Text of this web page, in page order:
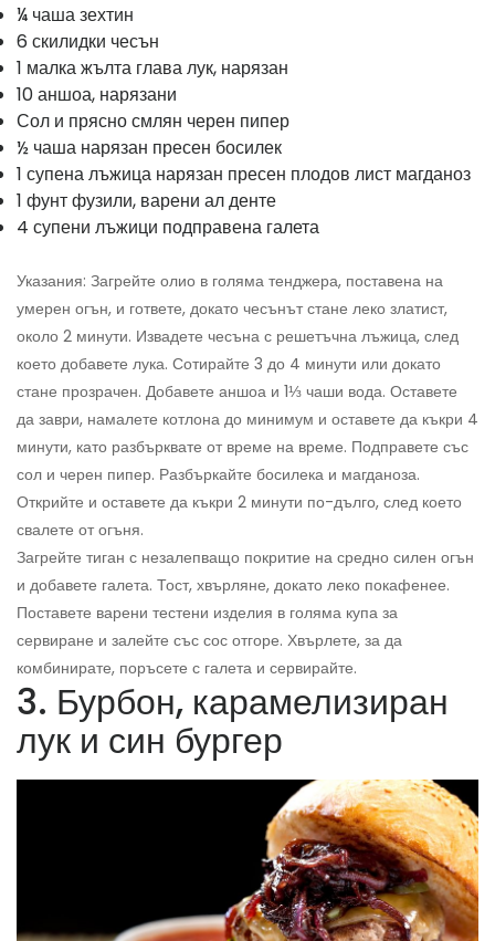
¼ чаша зехтин
6 скилидки чесън
1 малка жълта глава лук, нарязан
10 аншоа, нарязани
Сол и прясно смлян черен пипер
½ чаша нарязан пресен босилек
1 супена лъжица нарязан пресен плодов лист магданоз
1 фунт фузили, варени ал денте
4 супени лъжици подправена галета
Указания: Загрейте олио в голяма тенджера, поставена на
умерен огън, и гответе, докато чесънът стане леко златист,
около 2 минути. Извадете чесъна с решетъчна лъжица, след
което добавете лука. Сотирайте 3 до 4 минути или докато
стане прозрачен. Добавете аншоа и 1⅓ чаши вода. Оставете
да заври, намалете котлона до минимум и оставете да къкри 4
минути, като разбърквате от време на време. Подправете със
сол и черен пипер. Разбъркайте босилека и магданоза.
Открийте и оставете да къкри 2 минути по-дълго, след което
свалете от огъня.
Загрейте тиган с незалепващо покритие на средно силен огън
и добавете галета. Тост, хвърляне, докато леко покафенее.
Поставете варени тестени изделия в голяма купа за
сервиране и залейте със сос отгоре. Хвърлете, за да
комбинирате, поръсете с галета и сервирайте.
3. Бурбон, карамелизиран
лук и син бургер